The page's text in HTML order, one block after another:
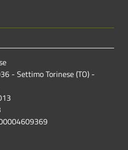
- Settimo Torinese (TO) -